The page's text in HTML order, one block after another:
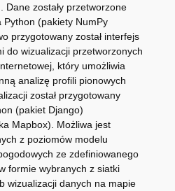
Dane zostały przetworzone
(pakiety NumPy
przygotowany został interfejs
do wizualizacji przetworzonych
który umożliwia
analizę profili pionowych
został przygotowany
(pakiet Django)
Mapbox). Możliwa jest
z poziomów modelu
ze zdefiniowanego
formie wybranych z siatki
wizualizacji danych na mapie